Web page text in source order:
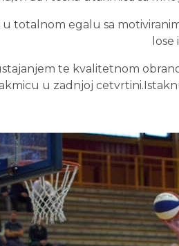
totalnom egalu sa
te kvalitetnom
u zadnjoj